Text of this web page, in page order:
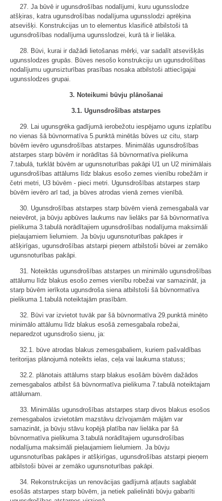
27. Ja būvē ir ugunsdrošības nodalījumi, kuru ugunsslodze
atšķiras, katra ugunsdrošības nodalījuma ugunsslodzi aprēķina
atsevišķi. Konstrukcijas un to elementus klasificē atbilstoši tā
ugunsdrošības nodalījuma ugunsslodzei, kurā tā ir lielāka.
28. Būvi, kurai ir dažādi lietošanas mērķi, var sadalīt atsevišķās
ugunsslodzes grupās. Būves nesošo konstrukciju un ugunsdrošības
nodalījumu ugunsizturības prasības nosaka atbilstoši attiecīgajai
ugunsslodzes grupai.
3. Noteikumi būvju plānošanai
3.1. Ugunsdrošības atstarpes
29. Lai ugunsgrēka gadījumā ierobežotu iespējamo uguns izplatību
no vienas šā būvnormatīva 5.punktā minētās būves uz citu, starp
būvēm ievēro ugunsdrošības atstarpes. Minimālās ugunsdrošības
atstarpes starp būvēm ir norādītas šā būvnormatīva pielikuma
7.tabulā, turklāt būvēm ar ugunsnoturības pakāpi U1 un U2 minimālais
ugunsdrošības attālums līdz blakus esošo zemes vienību robežām ir
četri metri, U3 būvēm - pieci metri. Ugunsdrošības atstarpes starp
būvēm ievēro arī tad, ja būves atrodas vienā zemes vienībā.
30. Ugunsdrošības atstarpes starp būvēm vienā zemesgabalā var
neievērot, ja būvju apbūves laukums nav lielāks par šā būvnormatīva
pielikuma 3.tabulā norādītajiem ugunsdrošības nodalījuma maksimāli
pieļaujamiem lielumiem. Ja būvju ugunsnoturības pakāpes ir
atšķirīgas, ugunsdrošības atstarpi pieņem atbilstoši būvei ar zemāko
ugunsnoturības pakāpi.
31. Noteiktās ugunsdrošības atstarpes un minimālo ugunsdrošības
attālumu līdz blakus esošo zemes vienību robežai var samazināt, ja
starp būvēm ierīkota ugunsdroša siena atbilstoši šā būvnormatīva
pielikuma 1.tabulā noteiktajām prasībām.
32. Būvi var izvietot tuvāk par šā būvnormatīva 29.punktā minēto
minimālo attālumu līdz blakus esošā zemesgabala robežai,
neparedzot ugunsdrošo sienu, ja:
32.1. būve atrodas blakus zemesgabaliem, kuriem pašvaldības
teritorijas plānojumā noteikts ielas, ceļa vai laukuma statuss;
32.2. plānotais attālums starp blakus esošām būvēm dažādos
zemesgabalos atbilst šā būvnormatīva pielikuma 7.tabulā noteiktajam
attālumam.
33. Minimālās ugunsdrošības atstarpes starp divos blakus esošos
zemesgabalos izvietotām mazstāvu dzīvojamām mājām var
samazināt, ja būvju stāvu kopējā platība nav lielāka par šā
būvnormatīva pielikuma 3.tabulā norādītajiem ugunsdrošības
nodalījuma maksimāli pieļaujamiem lielumiem. Ja būvju
ugunsnoturības pakāpes ir atšķirīgas, ugunsdrošības atstarpi pieņem
atbilstoši būvei ar zemāko ugunsnoturības pakāpi.
34. Rekonstrukcijas un renovācijas gadījumā atļauts saglabāt
esošās atstarpes starp būvēm, ja netiek palielināti būvju gabarīti